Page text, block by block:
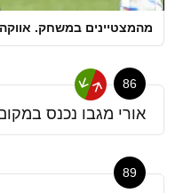
מהמצטיינים במשחק.
86
אורי מגבו נכנס
89